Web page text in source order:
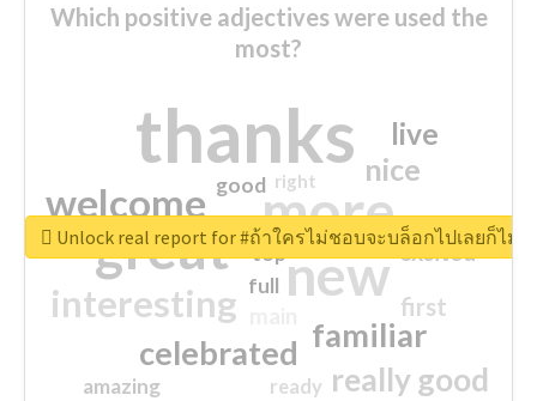
Which positive adjectives were used the
most?
thanks
more
great new
welcome
interesting
familiar
celebrated
really good
nice
live
first
excited
amazing
good
top
full
ready
right
Unlock real report for #ถ้าใครไม่ชอบจะบล็อกไปเลยก็ไม่